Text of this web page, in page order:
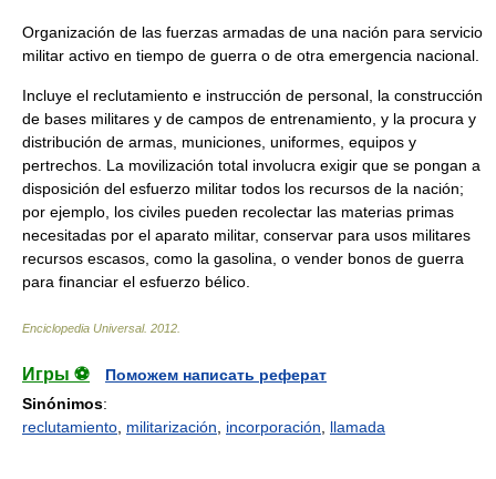
Organización de las fuerzas armadas de una nación para servicio
militar activo en tiempo de guerra o de otra emergencia nacional.
Incluye el reclutamiento e instrucción de personal, la construcción
de bases militares y de campos de entrenamiento, y la procura y
distribución de armas, municiones, uniformes, equipos y
pertrechos. La movilización total involucra exigir que se pongan a
disposición del esfuerzo militar todos los recursos de la nación;
por ejemplo, los civiles pueden recolectar las materias primas
necesitadas por el aparato militar, conservar para usos militares
recursos escasos, como la gasolina, o vender bonos de guerra
para financiar el esfuerzo bélico.
Enciclopedia Universal. 2012
Игры ⚽
Поможем написать реферат
Sinónimos:
reclutamiento militarización incorporación llamada